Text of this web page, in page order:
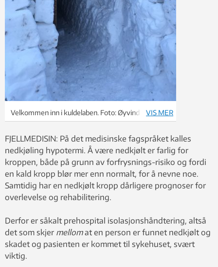
Velkommen inn i kuldelaben. Foto: Øyvind Østerås
VIS MER
FJELLMEDISIN: På det medisinske fagspråket kalles
nedkjøling hypotermi. Å være nedkjølt er farlig for
kroppen, både på grunn av forfrysnings-risiko og fordi
en kald kropp blør mer enn normalt, for å nevne noe.
Samtidig har en nedkjølt kropp dårligere prognoser for
overlevelse og rehabilitering.
Derfor er såkalt prehospital isolasjonshåndtering, altså
det som skjer mellomat en person er funnet nedkjølt og
skadet og pasienten er kommet til sykehuset, svært
viktig.